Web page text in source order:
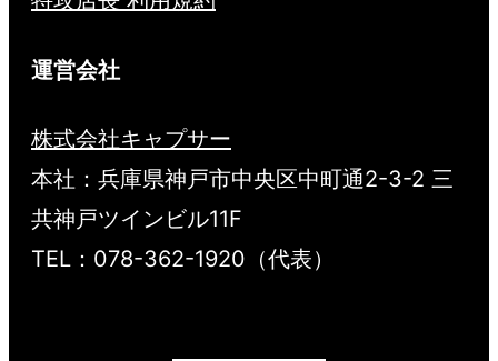
運営会社
株式会社キャプサー
本社：兵庫県神戸市中央区中町通2-3-2 三
共神戸ツインビル11F
TEL：078-362-1920（代表）